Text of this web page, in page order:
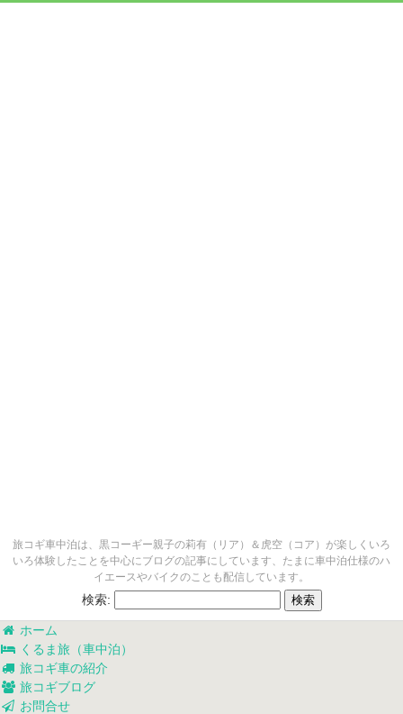
旅コギ車中泊は、黒コーギー親子の莉有（リア）＆虎空（コア）が楽しくいろ
いろ体験したことを中心にブログの記事にしています、たまに車中泊仕様のハ
イエースやバイクのことも配信しています。
検索:
ホーム
くるま旅（車中泊）
旅コギ車の紹介
旅コギブログ
お問合せ